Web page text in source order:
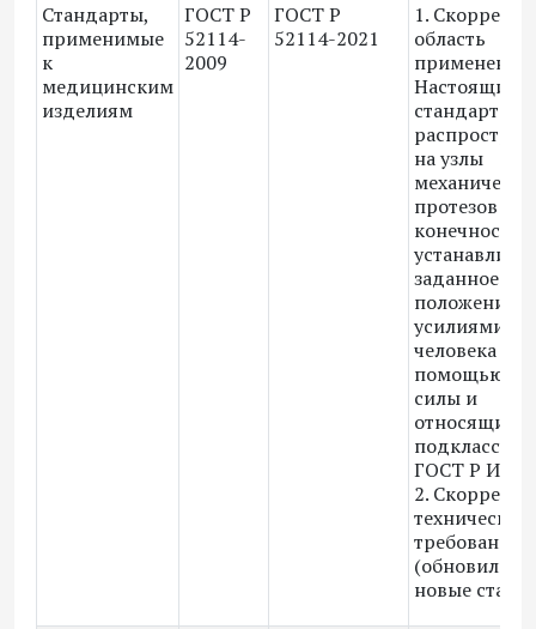
Стандарты,
применимые
к
медицинским
изделиям
ГОСТ Р
52114-
2009
ГОСТ Р
52114-2021
1.
область
применения:
Настоящий
стандарт
на узлы
протезов
конечностей,
заданное
положение
усилиями
человека и
помощью
силы и
подклассу
ГОСТ Р ИСО
2.
технические
требования
(обновили
новые